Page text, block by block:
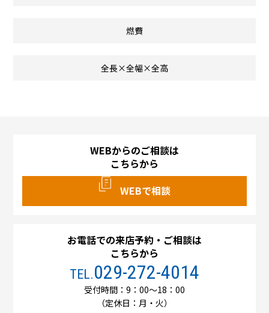
燃費
全長×全幅×全高
WEBからのご相談は
こちらから
WEBで相談
お電話での来店予約・ご相談は
こちらから
TEL.029-272-4014
受付時間：9：00～18：00
（定休日：月・火）